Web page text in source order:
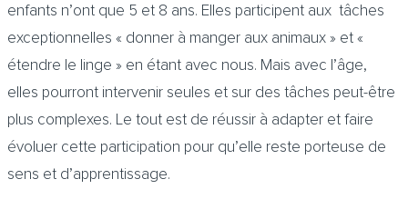
enfants n’ont que 5 et 8 ans. Elles participent aux tâches
exceptionnelles « donner à manger aux animaux » et «
étendre le linge » en étant avec nous. Mais avec l’âge,
elles pourront intervenir seules et sur des tâches peut-être
plus complexes. Le tout est de réussir à adapter et faire
évoluer cette participation pour qu’elle reste porteuse de
sens et d’apprentissage.